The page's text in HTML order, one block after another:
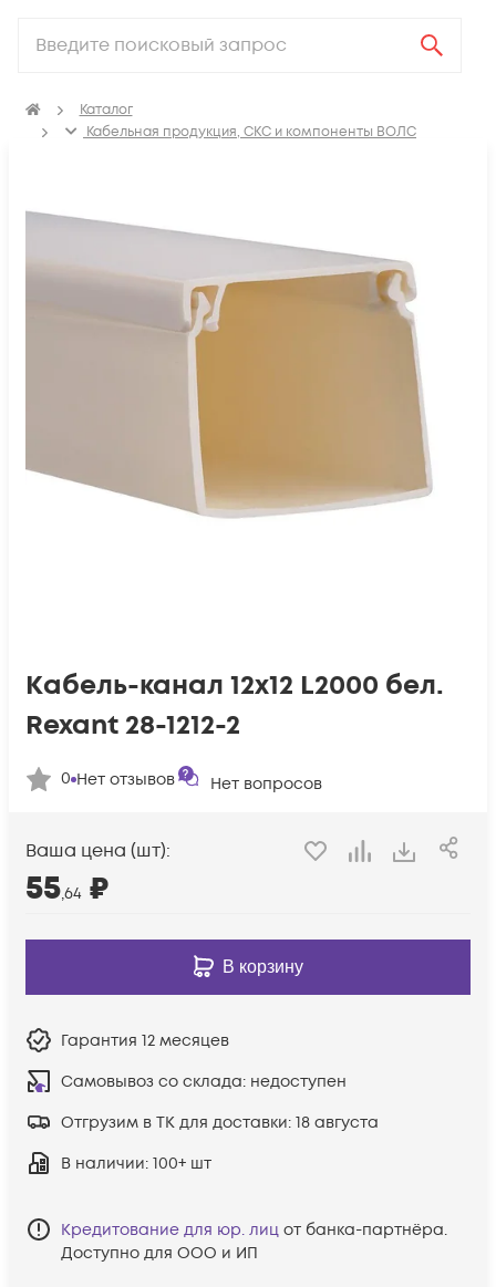
Каталог
Кабельная продукция, СКС и компоненты ВОЛС
Кабель-канал 12х12 L2000 бел.
Rexant 28-1212-2
0 Нет отзывов Нет вопросов
Ваша цена (шт):
55,64 ₽
В корзину
Гарантия 12 месяцев
Самовывоз со склада: недоступен
Отгрузим в ТК для доставки: 18 августа
В наличии: 100+ шт
Кредитование для юр. лиц от банка-партнёра.
Доступно для ООО и ИП